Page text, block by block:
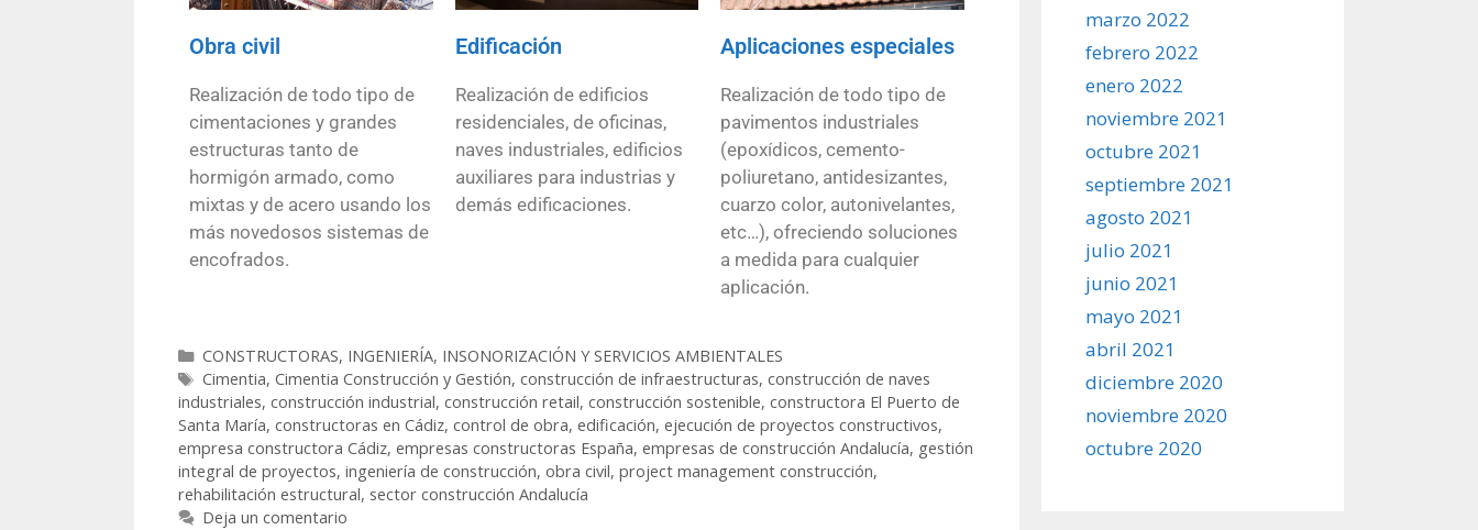
Obra civil
Realización de todo tipo de
cimentaciones y grandes
estructuras tanto de
hormigón armado, como
mixtas y de acero usando los
más novedosos sistemas de
encofrados.
Edificación
Realización de edificios
residenciales, de oficinas,
naves industriales, edificios
auxiliares para industrias y
demás edificaciones.
Aplicaciones especiales
Realización de todo tipo de
pavimentos industriales
(epoxídicos, cemento-
poliuretano, antidesizantes,
cuarzo color, autonivelantes,
etc…), ofreciendo soluciones
a medida para cualquier
aplicación.
CONSTRUCTORAS, INGENIERÍA, INSONORIZACIÓN Y SERVICIOS AMBIENTALES
Cimentia, Cimentia Construcción y Gestión, construcción de infraestructuras, construcción de naves
industriales, construcción industrial, construcción retail, construcción sostenible, constructora El Puerto de
Santa María, constructoras en Cádiz, control de obra, edificación, ejecución de proyectos constructivos,
empresa constructora Cádiz, empresas constructoras España, empresas de construcción Andalucía, gestión
integral de proyectos, ingeniería de construcción, obra civil, project management construcción,
rehabilitación estructural, sector construcción Andalucía
Deja un comentario
marzo 2022
febrero 2022
enero 2022
noviembre 2021
octubre 2021
septiembre 2021
agosto 2021
julio 2021
junio 2021
mayo 2021
abril 2021
diciembre 2020
noviembre 2020
octubre 2020